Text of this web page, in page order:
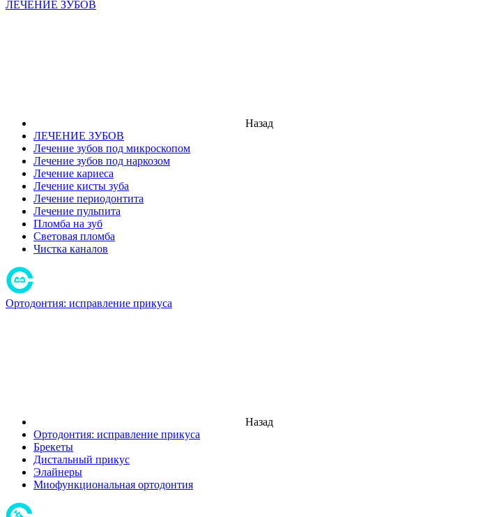
ЛЕЧЕНИЕ ЗУБОВ
Назад
ЛЕЧЕНИЕ ЗУБОВ
Лечение зубов под микроскопом
Лечение зубов под наркозом
Лечение кариеса
Лечение кисты зуба
Лечение периодонтита
Лечение пульпита
Пломба на зуб
Световая пломба
Чистка каналов
Ортодонтия: исправление прикуса
Назад
Ортодонтия: исправление прикуса
Брекеты
Дистальный прикус
Элайнеры
Миофункциональная ортодонтия